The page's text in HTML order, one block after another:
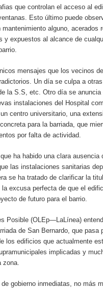
que controlan el acceso al
Esto último puede
mantenimiento alguno,
y expuestos al alcance de
mensajes que los vecinos
Un día se culpa a
la S.S, etc. Otro día se
instalaciones del Hospital
centro universitario, una
para la barriada, que
por falta de actividad.
ha habido una clara
las instalaciones sanitarias
se ha tratado de clarificar la
excusa perfecta de que el
de futuro para el barrio.
Posible (OLEp—LaLínea)
de San Bernardo, que
los edificios que actualmente
implicadas y
zona.
gobierno inmediatas, no más